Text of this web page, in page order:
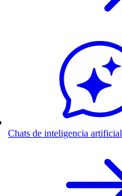
Chats de inteligencia artificial